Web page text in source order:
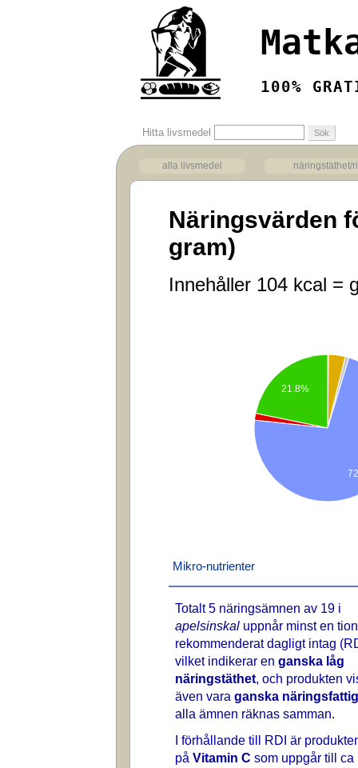
100%
Hitta livsmedel
alla livsmedel näringstäthet/
Näringsvärden
gram)
Innehåller 104 kcal =
21.8%
Mikro-nutrienter
Totalt 5 näringsämnen av 19 i
apelsinskal uppnår minst en
rekommenderat dagligt intag
vilket indikerar en ganska låg
näringstäthet, och produkten
även vara ganska näringsfattig
alla ämnen räknas samman.
I förhållande till RDI är
på Vitamin C som uppgår till ca